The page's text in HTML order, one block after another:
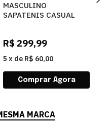
MASCULINO
SAPATENIS CASUAL
R$ 299,99
5 x de R$ 60,00
MARCA